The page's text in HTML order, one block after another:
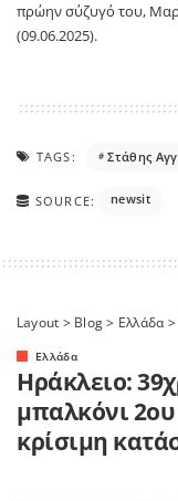
πρώην σύζυγό του,
(09.06.2025).
TAGS: Στάθης
SOURCE: newsit
Layout > Blog> Ελλάδα>
Ελλάδα
Ηράκλειο:
μπαλκόνι
κρίσιμη